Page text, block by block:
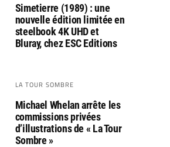
Simetierre (1989) : une
nouvelle édition limitée en
steelbook 4K UHD et
Bluray, chez ESC Editions
LA TOUR SOMBRE
Michael Whelan arrête les
commissions privées
d’illustrations de « La Tour
Sombre »